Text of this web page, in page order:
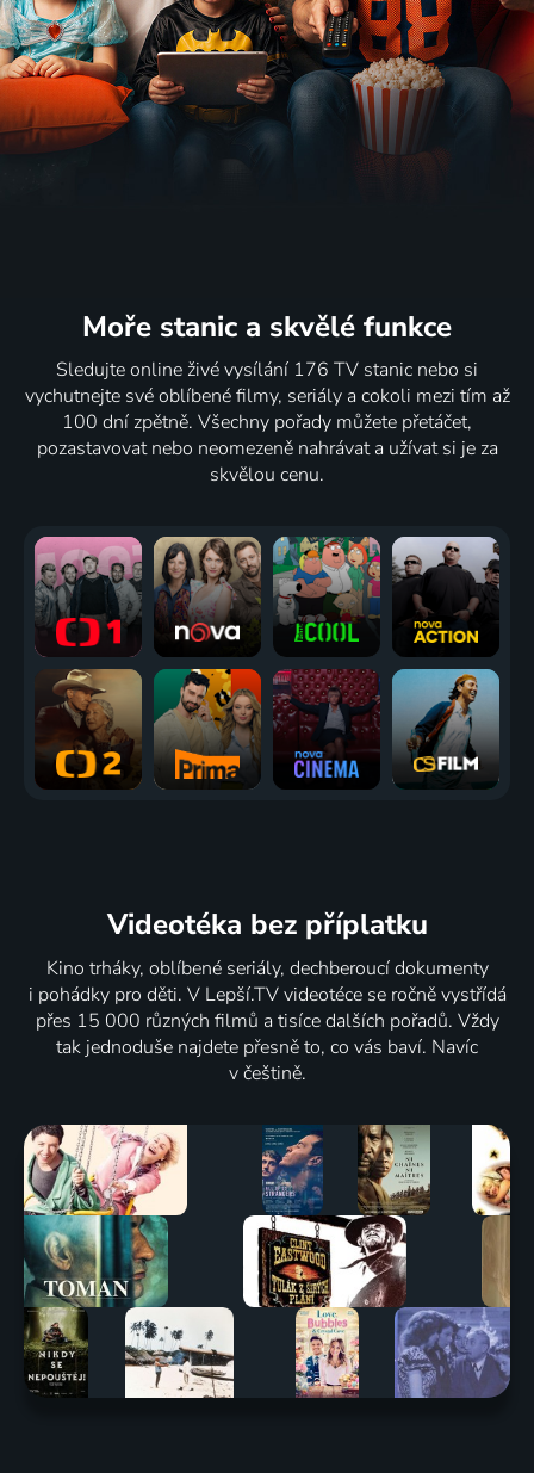
Moře stanic a skvělé funkce
Sledujte online živé vysílání 176 TV stanic nebo si
vychutnejte své oblíbené filmy, seriály a cokoli mezi tím až
100 dní zpětně. Všechny pořady můžete přetáčet,
pozastavovat nebo neomezeně nahrávat a užívat si je za
skvělou cenu.
Videotéka bez příplatku
Kino trháky, oblíbené seriály, dechberoucí dokumenty
i pohádky pro děti. V Lepší.TV videotéce se ročně vystřídá
přes 15 000 různých filmů a tisíce dalších pořadů. Vždy
tak jednoduše najdete přesně to, co vás baví. Navíc
v češtině.